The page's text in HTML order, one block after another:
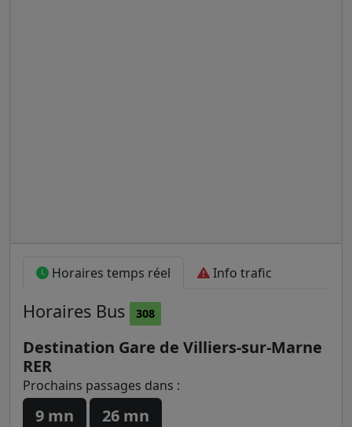
Horaires temps réel Info trafic
Horaires Bus 308
Destination Gare de Villiers-sur-Marne
RER
Prochains passages dans :
9 mn
26 mn